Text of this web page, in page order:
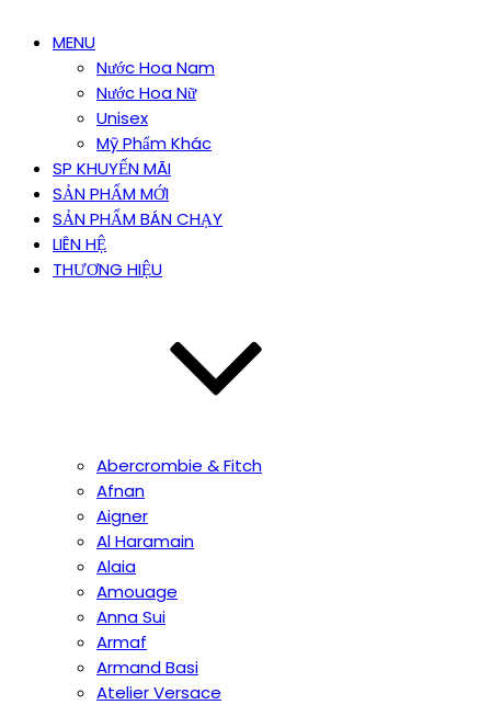
MENU
Nước Hoa Nam
Nước Hoa Nữ
Unisex
Mỹ Phẩm Khác
SP KHUYẾN MÃI
SẢN PHẨM MỚI
SẢN PHẨM BÁN CHẠY
LIÊN HỆ
THƯƠNG HIỆU
Abercrombie & Fitch
Afnan
Aigner
Al Haramain
Alaia
Amouage
Anna Sui
Armaf
Armand Basi
Atelier Versace